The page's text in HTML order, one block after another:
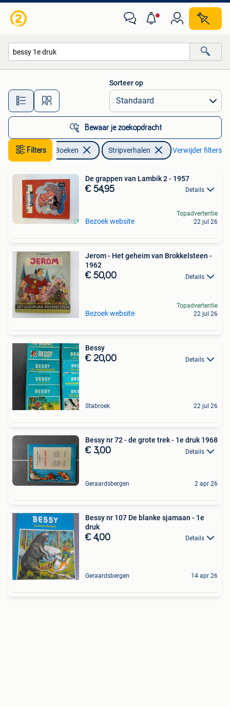
Alle afstanden…
Sorteer op
Bewaar je zoekopdracht
Filters Boeken Stripverhalen Verwijder filters
De grappen van Lambik 2 - 1957
€ 54,95 Details
Bezoek website
Topadvertentie
22 jul 26
Jerom - Het geheim van Brokkelsteen -
1962
€ 50,00 Details
Bezoek website
Topadvertentie
22 jul 26
Bessy
€ 20,00 Details
Stabroek 22 jul 26
Bessy nr 72 - de grote trek - 1e druk 1968
€ 3,00 Details
Geraardsbergen 2 apr 26
Bessy nr 107 De blanke sjamaan - 1e
druk
€ 4,00 Details
Geraardsbergen 14 apr 26